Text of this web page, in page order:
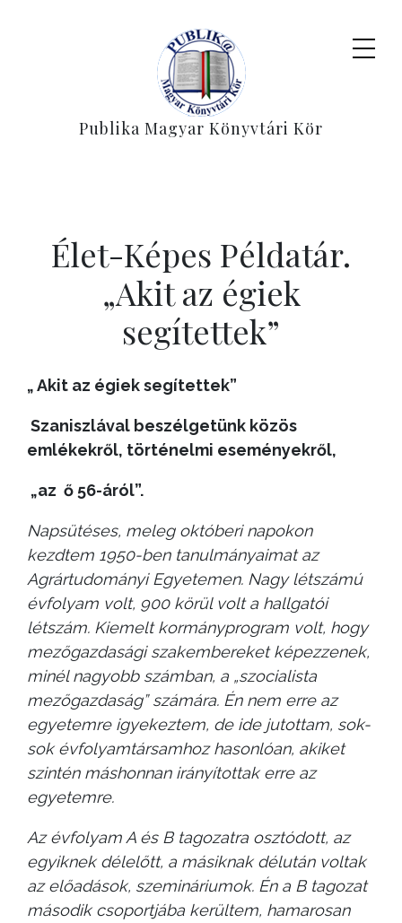
Publika Magyar Könyvtári Kör
Élet-Képes Példatár.
„Akit az égiek
segítettek”
„ Akit az égiek segítettek”
Szaniszlával beszélgetünk közös
emlékekről, történelmi eseményekről,
„az ő 56-áról”.
Napsütéses, meleg októberi napokon
kezdtem 1950-ben tanulmányaimat az
Agrártudományi Egyetemen. Nagy létszámú
évfolyam volt, 900 körül volt a hallgatói
létszám. Kiemelt kormányprogram volt, hogy
mezőgazdasági szakembereket képezzenek,
minél nagyobb számban, a „szocialista
mezőgazdaság” számára. Én nem erre az
egyetemre igyekeztem, de ide jutottam, sok-
sok évfolyamtársamhoz hasonlóan, akiket
szintén máshonnan irányítottak erre az
egyetemre.
Az évfolyam A és B tagozatra osztódott, az
egyiknek délelőtt, a másiknak délután voltak
az előadások, szemináriumok. Én a B tagozat
második csoportjába kerültem, hamarosan